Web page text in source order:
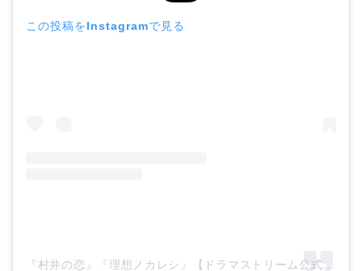
この投稿をInstagramで見る